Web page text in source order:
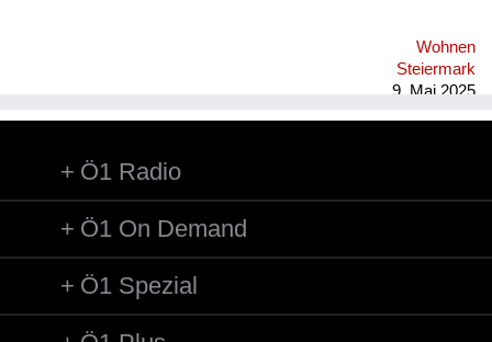
Wohnen
Steiermark
9. Mai 2025
Ö1 Radio
Ö1 On Demand
Ö1 Spezial